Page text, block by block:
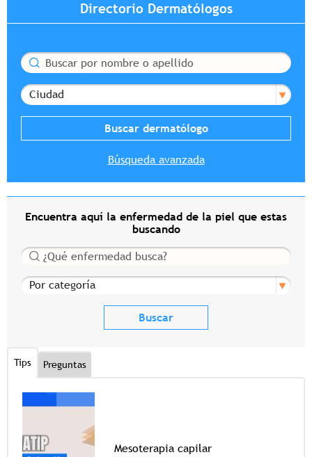
Directorio Dermatólogos
Buscar
Ciudad
Búsqueda avanzada
Encuentra aquí la enfermedad de la piel que estas
buscando
Buscar
Por categoría
Tips Preguntas
Mesoterapia capilar